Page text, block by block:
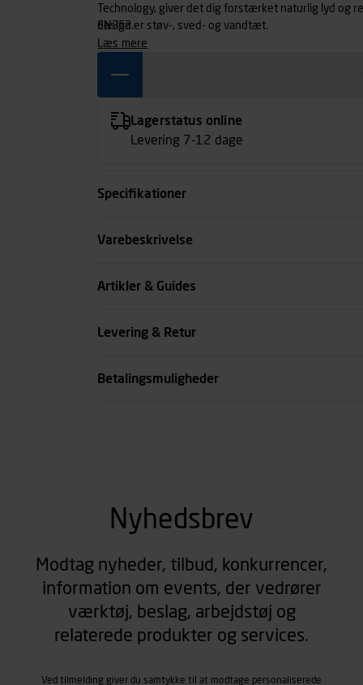
Technology, giver det dig forstærket naturlig lyd og
design er støv-, sved- og vandtæt.
EN352.
læs mere
Lagerstatus online
Levering 7-12 dage
Specifikationer
Type
Varebeskrivelse
Artikler & Guides
Levering & Retur
Betalingsmuligheder
Nyhedsbrev
Modtag nyheder, tilbud, konkurrencer,
information om events, der vedrører
værktøj, beslag, arbejdstøj og
relaterede produkter og services.
Ved tilmelding giver du samtykke til at modtage personaliserede